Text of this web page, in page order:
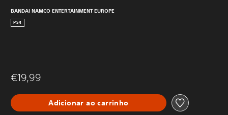
BANDAI NAMCO ENTERTAINMENT EUROPE
PS4
€19,99
Adicionar ao carrinho